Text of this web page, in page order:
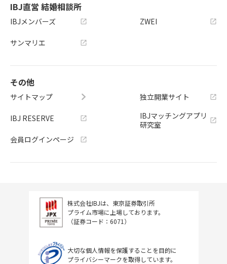
IBJ直営 結婚相談所
IBJメンバーズ
サンマリエ
ZWEI
その他
サイトマップ
IBJ RESERVE
会員ログインページ
独立開業サイト
IBJマッチングアプリ
研究室
株式会社IBJは、東京証券取引所
プライム市場に上場しております。
（証券コード：6071）
大切な個人情報を保護することを目的に
プライバシーマークを取得しています。